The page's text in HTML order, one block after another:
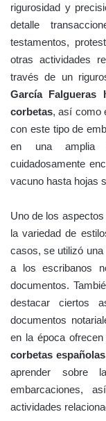
rigurosidad y
detalle
testamentos,
otras actividades
través de un
García Falgueras
corbetas, así como
con este tipo de
en una amplia
cuidadosamente
vacuno hasta hojas
Uno de los
la variedad de
casos, se utilizó
a los escribanos
documentos.
destacar ciertos
documentos
en la época ofrecen
corbetas españolas
aprender sobre
embarcaciones,
actividades